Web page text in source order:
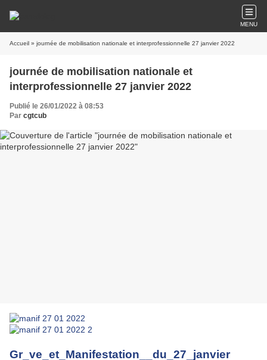
MENU
Accueil » journée de mobilisation nationale et interprofessionnelle 27 janvier 2022
journée de mobilisation nationale et
interprofessionnelle 27 janvier 2022
Publié le 26/01/2022 à 08:53
Par cgtcub
Gr_ve_et_Manifestation__du_27_janvier